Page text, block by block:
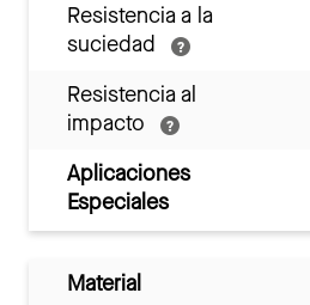
Resistencia a la
suciedad
Resistencia al
impacto
Aplicaciones
Especiales
Material